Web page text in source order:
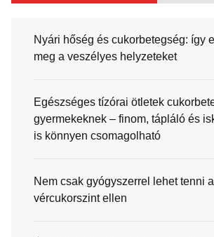
Nyári hőség és cukorbetegség: így
meg a veszélyes helyzeteket
Egészséges tízórai ötletek
gyermekeknek – finom, tápláló és
is könnyen csomagolható
Nem csak gyógyszerrel lehet tenni
vércukorszint ellen